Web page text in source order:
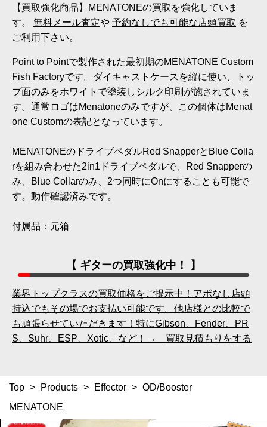
【買取強化商品】MENATONEの買取を強化していま
す。 無料メール査定や 予約なしでも可能な店頭買取 を
ご利用下さい。
Point to Pointで製作された最初期のMENATONE Custom
Fish Factoryです。ダイキャストケースを縦に使い、トッ
プ面のみをホワイトで塗装しシルク印刷が施されていま
す。通常ロゴはMenatoneのみですが、この個体はMenat
one Customの表記となっています。
MENATONEのドライブペダルRed SnapperとBlue Colla
rを組み合わせた2in1ドライブペダルで、Red Snapperの
み、Blue Collarのみ、2つ同時にOnにすることも可能で
す。動作確認済みです。
付属品：元箱
【 ギターの買取強化中！ 】
業界トップクラスの買取価格をご提示中！アポなし店頭
持込でもその場でお支払い可能です。他店様との比較で
も頑張らせていただきます！特にGibson、Fender、PR
S、Suhr、ESP、Xotic、など！→ 買取見積もりをする
Top > Products > Effector > OD/Booster
MENATONE